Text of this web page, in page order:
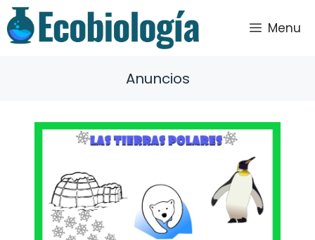
Saltar
al
contenido
Menu
Anuncios